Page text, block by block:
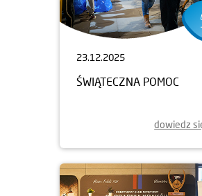
23.12.2025
ŚWIĄTECZNA POMOC
dowiedz